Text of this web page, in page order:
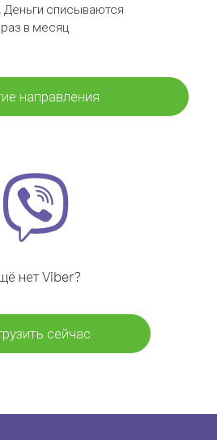
Деньги списываются
в месяц
направления
нет Viber?
сейчас